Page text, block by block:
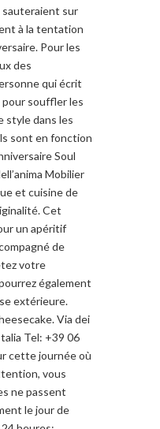
sauteraient sur
à la tentation
Pour les
des
qui écrit
pour souffler les
style dans les
sont en fonction
Soul
Mobilier
et cuisine de
Cet
un apéritif
de
votre
également
extérieure.
Via dei
Tel: +39 06
cette journée où
vous
ne passent
le jour de